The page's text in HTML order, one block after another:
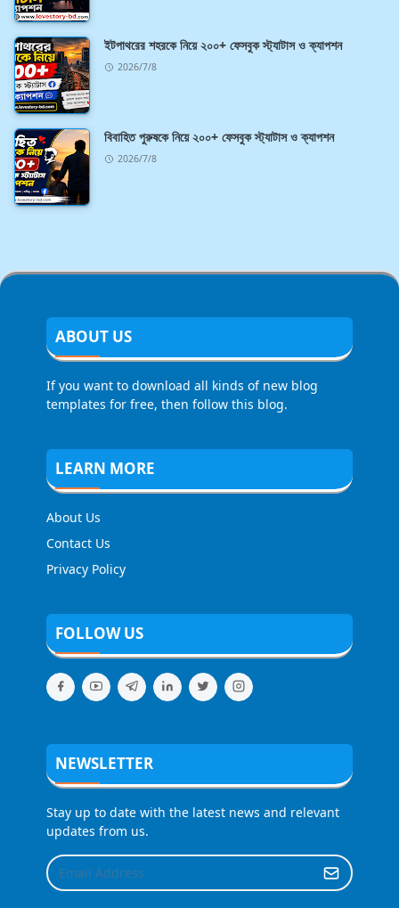
ইটপাথরের শহরকে নিয়ে ২০০+ ফেসবুক স্ট্যাটাস ও ক্যাপশন
2026/7/8
বিবাহিত পুরুষকে নিয়ে ২০০+ ফেসবুক স্ট্যাটাস ও ক্যাপশন
2026/7/8
ABOUT US
If you want to download all kinds of new blog
templates for free, then follow this blog.
LEARN MORE
About Us
Contact Us
Privacy Policy
FOLLOW US
NEWSLETTER
Stay up to date with the latest news and relevant
updates from us.